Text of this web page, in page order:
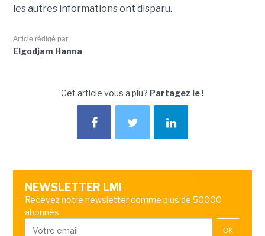
les autres informations ont disparu.
Article rédigé par
Elgodjam Hanna
Cet article vous a plu? Partagez le !
NEWSLETTER LMI
Recevez notre newsletter comme plus de 50000
abonnés
OK